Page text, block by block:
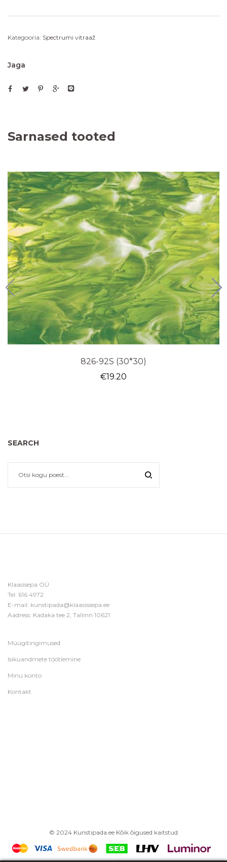
Kategooria: Spectrumi vitraaž
Jaga
Sarnased tooted
826-92S (30*30)
€19.20
SEARCH
Klaasisepa OÜ
Tel: 616 4972
E-mail: kunstipada@klaasissepa.ee
Aadress: Kadaka tee 2, Tallinn 10621
Müügitingimused
Isikuandmete töötlemine
Minu konto
Kontakt
© 2024 Kunstipada.ee Kõik õigused kaitstud